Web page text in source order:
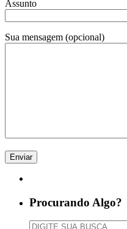
Assunto
Sua mensagem (opcional)
Procurando Algo?